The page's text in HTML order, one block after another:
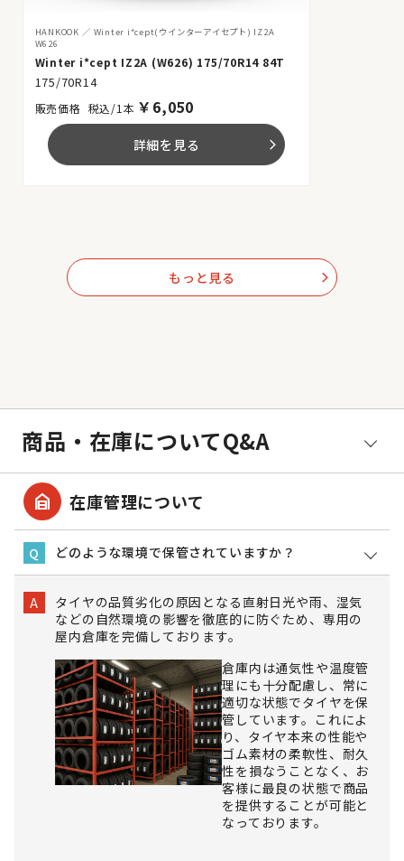
HANKOOK
Winter i*cept(ウインターアイセプト) IZ2A
W626
Winter i*cept IZ2A (W626) 175/70R14 84T
175/70R14
税込/1本 ￥ 6,050
詳細を見る arrow_forward_ios
もっと見る arrow_forward_ios
商品・在庫についてQ&A
garage_home 在庫管理について
Q どのような環境で保管されていますか？
A
タイヤの品質劣化の原因となる直射日光や雨、湿気
などの自然環境の影響を徹底的に防ぐため、専用の
屋内倉庫を完備しております。
倉庫内は通気性や温度管
理にも十分配慮し、常に
適切な状態でタイヤを保
管しています。これによ
り、タイヤ本来の性能や
ゴム素材の柔軟性、耐久
性を損なうことなく、お
客様に最良の状態で商品
を提供することが可能と
なっております。